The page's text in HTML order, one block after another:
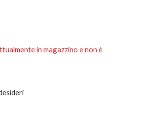
in magazzino e non è